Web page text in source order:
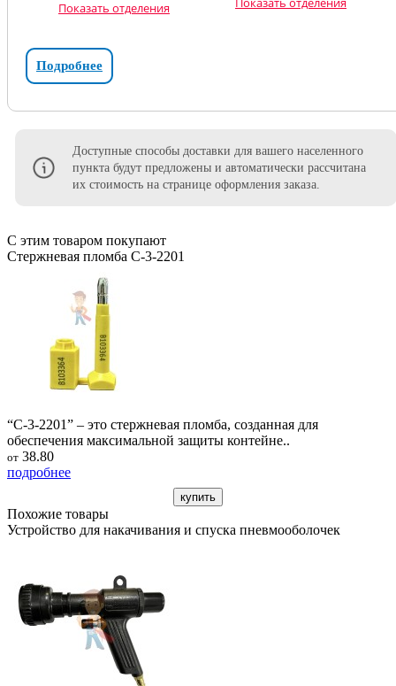
Показать отделения
Подробнее
Доступные способы доставки для вашего населенного
пункта будут предложены и автоматически рассчитана
их стоимость на странице оформления заказа.
С этим товаром покупают
Стержневая пломба С-3-2201
“С-3-2201” – это стержневая пломба, созданная для
обеспечения максимальной защиты контейне..
от 38.80
подробнее
купить
Похожие товары
Устройство для накачивания и спуска пневмооболочек